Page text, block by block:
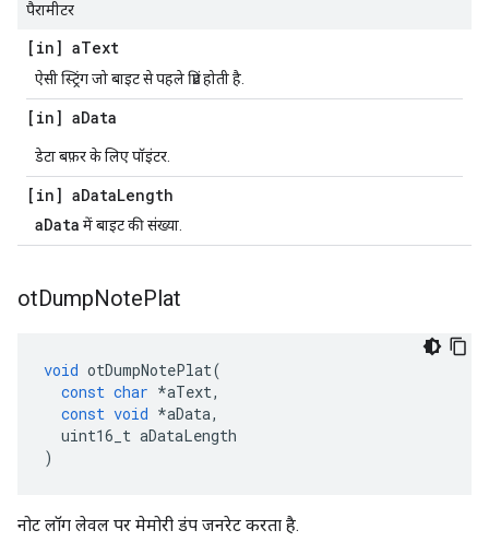
पैरामीटर
[in] aText
ऐसी स्ट्रिंग जो बाइट से पहले प्रिंट होती है.
[in] aData
डेटा बफ़र के लिए पॉइंटर.
[in] aDataLength
aData में बाइट की संख्या.
otDumpNotePlat
void otDumpNotePlat(
const char *aText,
const void *aData,
uint16_t aDataLength
)
नोट लॉग लेवल पर मेमोरी डंप जनरेट करता है.